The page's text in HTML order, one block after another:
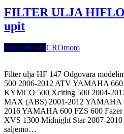
FILTER ULJA
upit
moto dijeloviCROmoto
Filter ulja HF 147 Odgovara
500 2006-2012 ATV YAMAHA
KYMCO 500 Xciting 500 2004-
MAX (ABS) 2001-2012 YAMAHA
2016 YAMAHA 600 FZS 600
XVS 1300 Midnight Star 2007-2010
saljemo…